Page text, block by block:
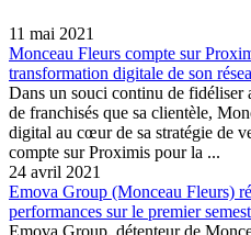
11 mai 2021
Monceau Fleurs compte sur
transformation digitale de son
Dans un souci continu de fidéliser
de franchisés que sa clientèle,
digital au cœur de sa stratégie de
compte sur Proximis pour la ...
24 avril 2021
Emova Group (Monceau Fleurs)
performances sur le premier
Emova Group, détenteur de